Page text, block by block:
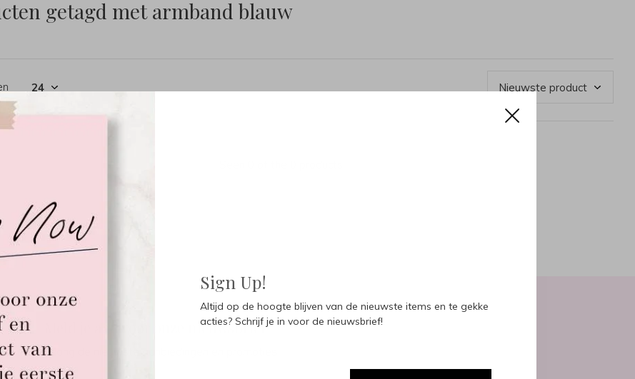
Sign Up!
Altijd op de hoogte blijven van de nieuwste items en te gekke
acties? Schrijf je in voor de nieuwsbrief!
getagd met armband blauw
Meld je aan voor onze nieuwsbrief
Ontvang de nieuwste aanbiedingen en promoties